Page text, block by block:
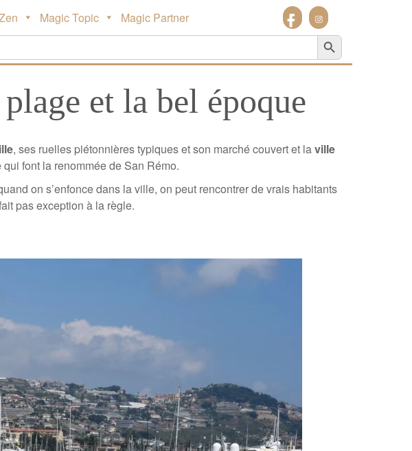
Magic Topic
Magic Partner
Search Button
et la bel époque
, ses ruelles piétonnières typiques et son marché couvert et laville
qui font la renommée de San Rémo.
on s’enfonce dans la ville, on peut rencontrer de vrais habitants
pas exception à la règle.